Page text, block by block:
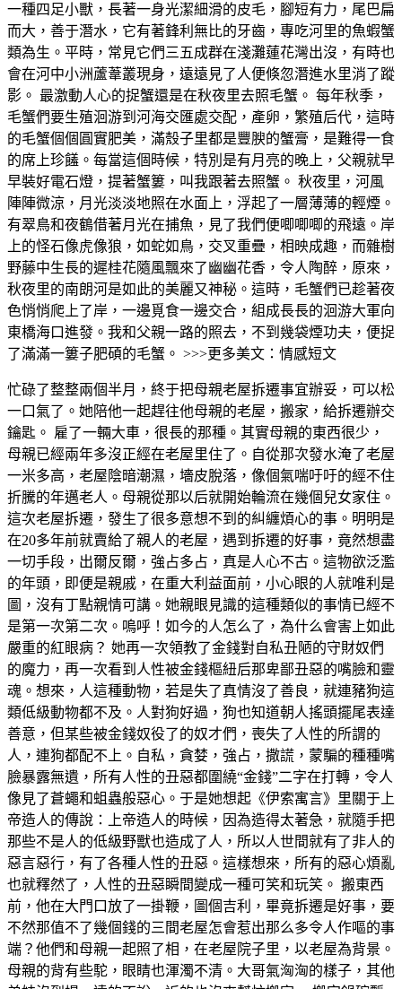
一種四足小獸，長著一身光潔細滑的皮毛，腳短有力，尾巴扁
而大，善于潛水，它有著鋒利無比的牙齒，專吃河里的魚蝦蟹
類為生。平時，常見它們三五成群在淺灘蓮花灣出沒，有時也
會在河中小洲蘆葦叢現身，遠遠見了人便倏忽潛進水里消了蹤
影。 最激動人心的捉蟹還是在秋夜里去照毛蟹。 每年秋季，
毛蟹們要生殖洄游到河海交匯處交配，產卵，繁殖后代，這時
的毛蟹個個圓實肥美，滿殼子里都是豐腴的蟹膏，是難得一食
的席上珍饈。每當這個時候，特別是有月亮的晚上，父親就早
早裝好電石燈，提著蟹簍，叫我跟著去照蟹。 秋夜里，河風
陣陣微涼，月光淡淡地照在水面上，浮起了一層薄薄的輕煙。
有翠鳥和夜鶴借著月光在捕魚，見了我們便唧唧唧的飛遠。岸
上的怪石像虎像狼，如蛇如鳥，交叉重疊，相映成趣，而雜樹
野藤中生長的遲桂花隨風飄來了幽幽花香，令人陶醉，原來，
秋夜里的南朗河是如此的美麗又神秘。這時，毛蟹們已趁著夜
色悄悄爬上了岸，一邊覓食一邊交合，組成長長的洄游大軍向
東橋海口進發。我和父親一路的照去，不到幾袋煙功夫，便捉
了滿滿一簍子肥碩的毛蟹。 >>>更多美文：情感短文
忙碌了整整兩個半月，終于把母親老屋拆遷事宜辦妥，可以松
一口氣了。她陪他一起趕往他母親的老屋，搬家，給拆遷辦交
鑰匙。 雇了一輛大車，很長的那種。其實母親的東西很少，
母親已經兩年多沒正經在老屋里住了。自從那次發水淹了老屋
一米多高，老屋陰暗潮濕，墻皮脫落，像個氣喘吁吁的經不住
折騰的年邁老人。母親從那以后就開始輪流在幾個兒女家住。
這次老屋拆遷，發生了很多意想不到的糾纏煩心的事。明明是
在20多年前就賣給了親人的老屋，遇到拆遷的好事，竟然想盡
一切手段，出爾反爾，強占多占，真是人心不古。這物欲泛濫
的年頭，即便是親戚，在重大利益面前，小心眼的人就唯利是
圖，沒有丁點親情可講。她親眼見識的這種類似的事情已經不
是第一次第二次。嗚呼！如今的人怎么了，為什么會害上如此
嚴重的紅眼病？ 她再一次領教了金錢對自私丑陋的守財奴們
的魔力，再一次看到人性被金錢樞紐后那卑鄙丑惡的嘴臉和靈
魂。想來，人這種動物，若是失了真情沒了善良，就連豬狗這
類低級動物都不及。人對狗好過，狗也知道朝人搖頭擺尾表達
善意，但某些被金錢奴役了的奴才們，喪失了人性的所謂的
人，連狗都配不上。自私，貪婪，強占，撒謊，蒙騙的種種嘴
臉暴露無遺，所有人性的丑惡都圍繞“金錢”二字在打轉，令人
像見了蒼蠅和蛆蟲般惡心。于是她想起《伊索寓言》里關于上
帝造人的傳說：上帝造人的時候，因為造得太著急，就隨手把
那些不是人的低級野獸也造成了人，所以人世間就有了非人的
惡言惡行，有了各種人性的丑惡。這樣想來，所有的惡心煩亂
也就釋然了，人性的丑惡瞬間變成一種可笑和玩笑。 搬東西
前，他在大門口放了一掛鞭，圖個吉利，畢竟拆遷是好事，要
不然那值不了幾個錢的三間老屋怎會惹出那么多令人作嘔的事
端？他們和母親一起照了相，在老屋院子里，以老屋為背景。
母親的背有些駝，眼睛也渾濁不清。大哥氣洶洶的樣子，其他